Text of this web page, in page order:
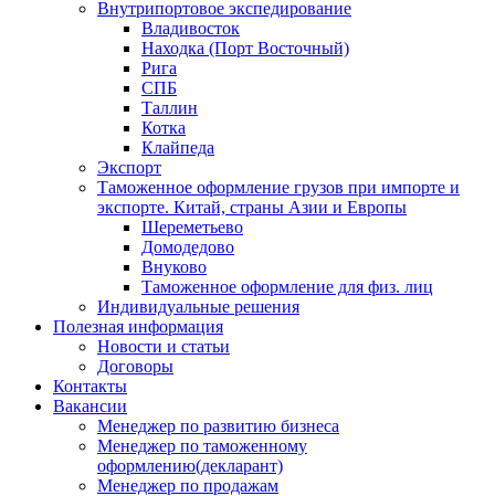
Внутрипортовое экспедирование
Владивосток
Находка (Порт Восточный)
Рига
СПБ
Таллин
Котка
Клайпеда
Экспорт
Таможенное оформление грузов при импорте и
экспорте. Китай, страны Азии и Европы
Шереметьево
Домодедово
Внуково
Таможенное оформление для физ. лиц
Индивидуальные решения
Полезная информация
Новости и статьи
Договоры
Контакты
Вакансии
Менеджер по развитию бизнеса
Менеджер по таможенному
оформлению(декларант)
Менеджер по продажам